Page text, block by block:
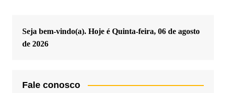
Seja bem-vindo(a). Hoje é Quinta-feira, 06 de agosto
de 2026
Fale conosco